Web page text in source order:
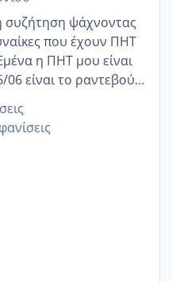
συζήτηση ψάχνοντας
που έχουν ΠΗΤ
η ΠΗΤ μου είναι
06 είναι το ραντεβού
Έχω αρκετό
δεν φαίνεται να